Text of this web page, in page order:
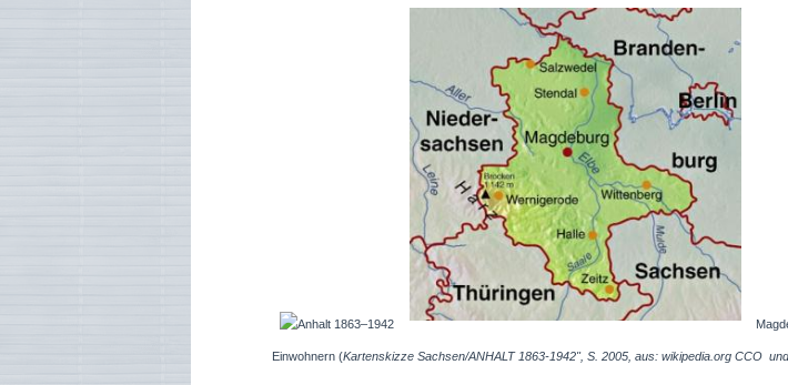
Einwohnern (Kartenskizze Sachsen/ANHALT 1863-1942", S. 2005, aus: wikipedia.org CCO